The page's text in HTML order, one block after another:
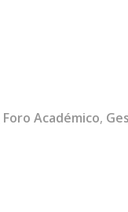
Foro Académico,